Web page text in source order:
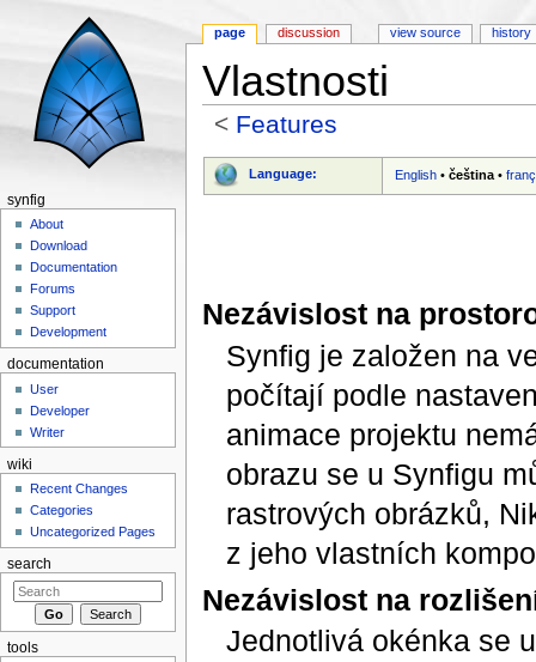
Vlastnosti
< Features
Language: English •čeština •
Nezávislost na
Synfig je založen na
počítají podle
animace projektu
obrazu se u Synfigu
rastrových obrázků,
z jeho vlastních
Nezávislost na
Jednotlivá okénka se
page discussion view source history
synfig
About
Download
Documentation
Forums
Support
Development
documentation
User
Developer
Writer
wiki
Recent Changes
Categories
Uncategorized Pages
search
tools